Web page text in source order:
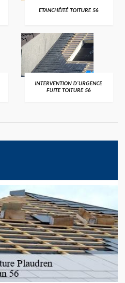
>
ETANCHÉITÉ TOITURE 56
>
INTERVENTION D'URGENCE
FUITE TOITURE 56